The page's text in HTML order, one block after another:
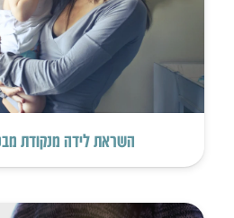
השראת לידה מנקודת